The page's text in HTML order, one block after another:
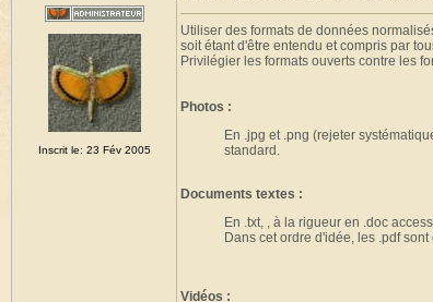
Inscrit le: 23 Fév 2005
Utiliser des formats de données
soit étant d'être entendu et compris par
Privilégier les formats ouverts contre les
Photos :
En .jpg et .png (rejeter
standard.
Documents textes :
En .txt, , à la rigueur en .doc
Dans cet ordre d'idée, les .pdf
Vidéos :